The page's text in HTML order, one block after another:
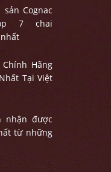
Cognac
7 chai
Hãng
Tại Việt
nhận được
từ những